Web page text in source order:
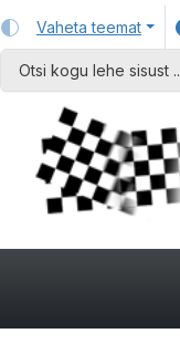
Vaheta teemat